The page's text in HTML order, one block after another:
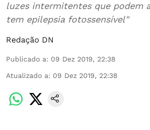
luzes intermitentes que podem
tem epilepsia fotossensível"
Redação DN
Publicado a: 09 Dez 2019, 22:38
Atualizado a: 09 Dez 2019, 22:38